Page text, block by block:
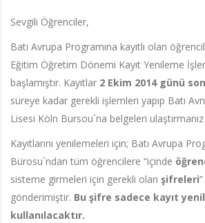
Sevgili Öğrenciler,
Batı Avrupa Programına kayıtlı olan
Eğitim Öğretim Dönemi Kayıt Yenileme
başlamıştır. Kayıtlar 2 Ekim 2014 günü
süreye kadar gerekli işlemleri yapıp Batı
Lisesi Köln Bursou`na belgeleri
Kayıtlarını yenilemeleri için; Batı Avrupa
Bürosu`ndan tüm öğrencilere “içinde
sisteme girmeleri için gerekli olan şifreleri
gönderimiştir. Bu şifre sadece kayıt
kullanılacaktır.